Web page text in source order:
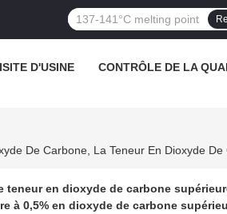
D'USINE CONTRÔLE DE LA
en dioxyde de carbone
à 0,5% en dioxyde de carbone